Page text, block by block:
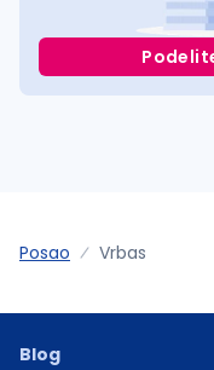
Posao Vrbas
Blog